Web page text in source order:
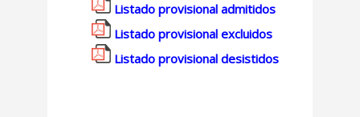
Listado provisional admitidos
Listado provisional excluidos
Listado provisional desistidos